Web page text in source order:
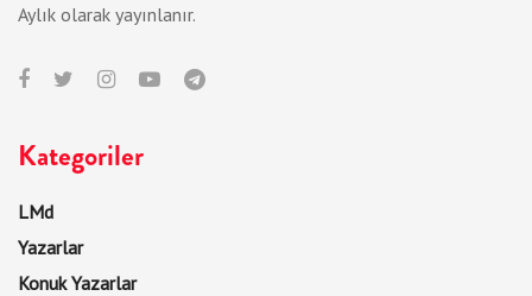
Aylık olarak yayınlanır.
Kategoriler
LMd
Yazarlar
Konuk Yazarlar